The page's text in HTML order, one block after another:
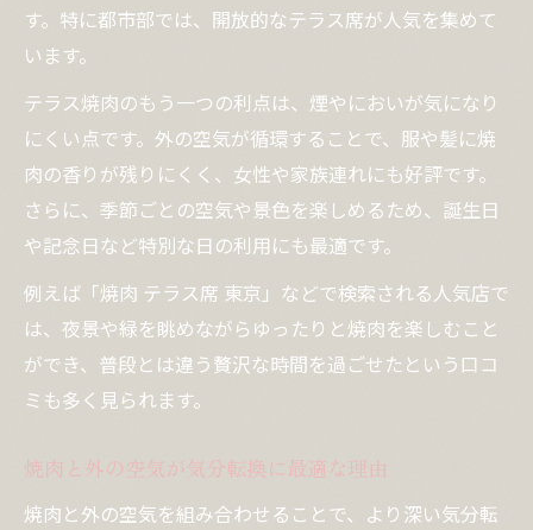
焼肉が幸福感を高める心理的要素とは
焼肉と開放的な空間が心に与える影響
焼肉の団らんが幸福感を引き出す背景
外で焼肉することで得られる非日常体験
開放的な空間で焼肉を満喫するコツ
焼肉をより楽しむための外席活用法
テラス焼肉で快適に過ごすための工夫
焼肉の開放感を高めるポイント徹底解説
す。特に都市部では、開放的なテラス席が人気を集めて
います。
テラス焼肉のもう一つの利点は、煙やにおいが気になり
にくい点です。外の空気が循環することで、服や髪に焼
肉の香りが残りにくく、女性や家族連れにも好評です。
さらに、季節ごとの空気や景色を楽しめるため、誕生日
や記念日など特別な日の利用にも最適です。
例えば「焼肉 テラス席 東京」などで検索される人気店で
は、夜景や緑を眺めながらゆったりと焼肉を楽しむこと
ができ、普段とは違う贅沢な時間を過ごせたという口コ
ミも多く見られます。
焼肉と外の空気が気分転換に最適な理由
焼肉と外の空気を組み合わせることで、より深い気分転